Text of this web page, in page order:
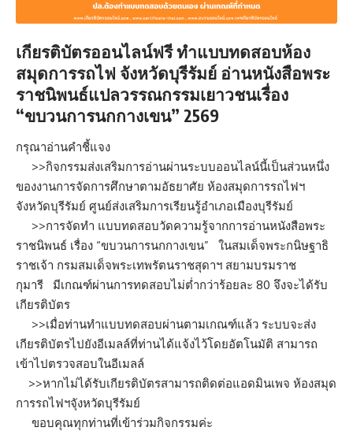
เกียรติบัตรออนไลน์ฟรีทำแบบทดสอบห้อง
สมุดการรถไฟ จังหวัดบุรีรัมย์ อ่านหนังสือพระ
ราชนิพนธ์แปลวรรณกรรมเยาวชนเรื่อง
“ขบวนการนกกางเขน” 2569
กรุณาอ่านคำชี้แจง
>>กิจกรรมส่งเสริมการอ่านผ่านระบบออนไลน์นี้เป็นส่วนหนึ่ง
ของงานการจัดการศึกษาตามอัธยาศัย ห้องสมุดการรถไฟฯ
จังหวัดบุรีรัมย์ ศูนย์ส่งเสริมการเรียนรู้อำเภอเมืองบุรีรัมย์
>>การจัดทำ แบบทดสอบวัดความรู้จากการอ่านหนังสือพระ
ราชนิพนธ์ เรื่อง “ขบวนการนกกางเขน” ในสมเด็จพระกนิษฐาธิ
ราชเจ้า กรมสมเด็จพระเทพรัตนราชสุดาฯ สยามบรมราช
กุมารี มีเกณฑ์ผ่านการทดสอบไม่ต่ำกว่าร้อยละ 80 จึงจะได้รับ
เกียรติบัตร
>>เมื่อท่านทำแบบทดสอบผ่านตามเกณฑ์แล้ว ระบบจะส่ง
เกียรติบัตรไปยังอีเมลล์ที่ท่านได้แจ้งไว้โดยอัตโนมัติ สามารถ
เข้าไปตรวจสอบในอีเมลล์
>>หากไม่ได้รับเกียรติบัตรสามารถติดต่อแอดมินเพจ ห้องสมุด
การรถไฟฯจุังหวัดบุรีรัมย์
ขอบคุณทุกท่านที่เข้าร่วมกิจกรรมค่ะ